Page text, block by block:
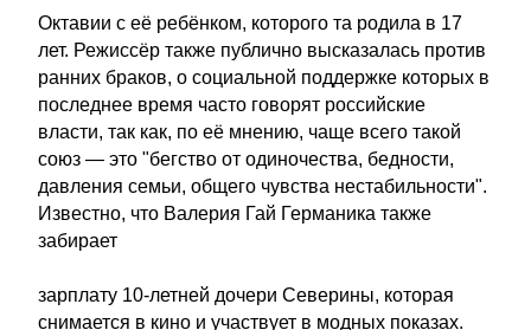
Октавии с её ребёнком, которого та родила в 17
лет. Режиссёр также публично высказалась против
ранних браков, о социальной поддержке которых в
последнее время часто говорят российские
власти, так как, по её мнению, чаще всего такой
союз — это "бегство от одиночества, бедности,
давления семьи, общего чувства нестабильности".
Известно, что Валерия Гай Германика также
забирает
зарплату 10-летней дочери Северины, которая
снимается в кино и участвует в модных показах.